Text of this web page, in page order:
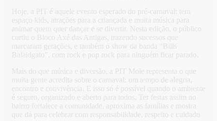
Hoje, a PIT é aquele evento esperado do pré-carnaval: tem
espaço kids, atrações para a criançada e muita música para
animar quem quer dançar e se divertir. Nesta edição, o público
curtiu o Bloco Axé das Antigas, trazendo sucessos que
marcaram gerações, e também o show da banda “Bills
Balaidgato”, com rock e pop rock para ninguém ficar parado.
Mais do que música e diversão, a PIT Mole representa o que
muita gente acredita sobre o carnaval: um tempo de alegria,
encontro e convivência. E isso só é possível quando o ambiente
é seguro, organizado e aberto para todos. Ter festas assim no
bairro fortalece a comunidade, aproxima as famílias e mostra
que dá para celebrar com responsabilidade, respeito e cuidado